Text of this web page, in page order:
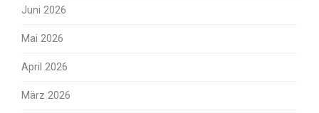
Juni 2026
Mai 2026
April 2026
März 2026